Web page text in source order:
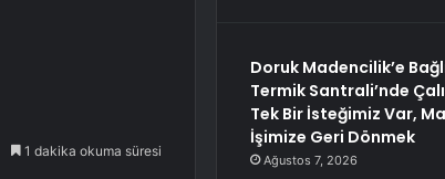
1 dakika okuma süresi
Doruk Madencilik’e
Termik Santrali’nde
Tek Bir İsteğimiz Var,
İşimize Geri Dönmek
Ağustos 7, 2026